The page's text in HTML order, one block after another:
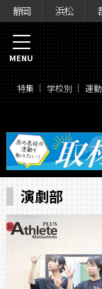
静岡 浜松
特集 学校別 運
MENU
演劇部